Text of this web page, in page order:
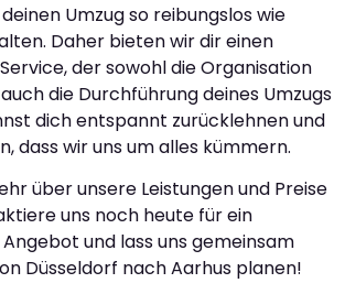
Umzug so reibungslos wie
Daher bieten wir dir einen
der sowohl die Organisation
die Durchführung deines Umzugs
dich entspannt zurücklehnen und
dass wir uns um alles kümmern.
über unsere Leistungen und Preise
uns noch heute für ein
und lass uns gemeinsam
Düsseldorf nach Aarhus planen!